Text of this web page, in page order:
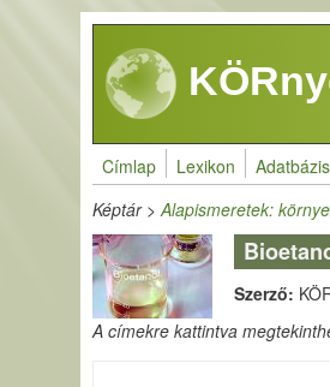
Ugrás a tartalomra
Címlap Lexikon
Képtár>Alapismeretek:
Szerző:
A címekre kattintva